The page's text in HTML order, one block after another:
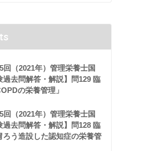
回（2021年）管理栄養士国
過去問解答・解説】問129 臨
の栄養管理」
回（2021年）管理栄養士国
過去問解答・解説】問128 臨
ろう造設した認知症の栄養管